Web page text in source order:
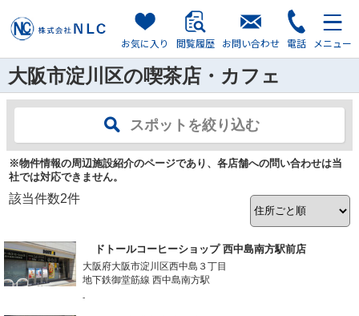
お気に入り 閲覧履歴 お問い合わせ 電話 メニュー
大阪市淀川区の喫茶店・カフェ
スポットを絞り込む
※物件情報の周辺施設紹介のページであり、各店舗への問い合わせは当
社では対応できません。
該当件数2件
ドトールコーヒーショップ 西中島南方駅前店
大阪府大阪市淀川区西中島３丁目
地下鉄御堂筋線 西中島南方駅
-